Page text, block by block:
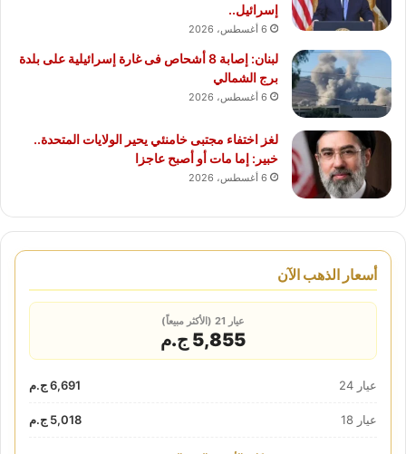
إسرائيل..
6 أغسطس، 2026
لبنان: إصابة 8 أشحاص فى غارة إسرائيلية على بلدة
برج الشمالي
6 أغسطس، 2026
لغز اختفاء مجتبى خامنئي يحير الولايات المتحدة..
خبير: إما مات أو أصبح عاجزا
6 أغسطس، 2026
أسعار الذهب الآن
عيار 21 (الأكثر مبيعاً)
5,855 ج.م
عيار 24 6,691 ج.م
عيار 18 5,018 ج.م